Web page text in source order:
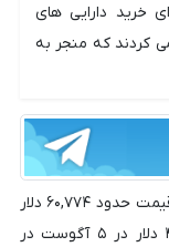
خرید دارایی های
کردند که منجر به
در صرافی بایننس با قیمت حدود ۶۰,۷۷۴ دلار
معامله می شود. با وجود افت شدید به ۴۹,۰۰۰ دلار در ۵ آگوست در